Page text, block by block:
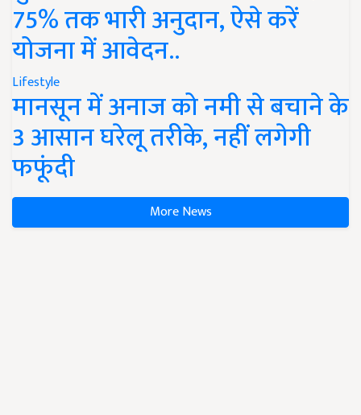
75% तक भारी अनुदान, ऐसे करें
योजना में आवेदन..
Lifestyle
मानसून में अनाज को नमी से बचाने के
3 आसान घरेलू तरीके, नहीं लगेगी
फफूंदी
More News